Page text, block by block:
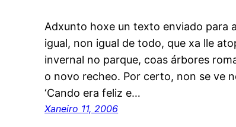
Adxunto hoxe un texto enviado para
igual, non igual de todo, que xa lle
invernal no parque, coas árbores
o novo recheo. Por certo, non se ve
‘Cando era feliz e…
Xaneiro 11, 2006